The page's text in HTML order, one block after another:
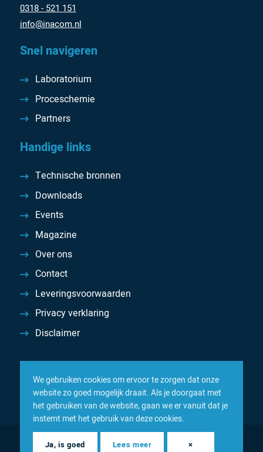
0318 - 521 151
info@inacom.nl
Snel navigeren
Laboratorium
Proceschemie
Partners
Handige links
Technische bronnen
Downloads
Events
Magazine
Over ons
Contact
Leveringsvoorwaarden
Privacy verklaring
Disclaimer
© 2026 Inacom — Sterk in spareparts, consumables en
We gebruiken cookies om ervoor te zorgen dat onze
website zo goed mogelijk draait. Als je doorgaat met
het gebruiken van de website, gaan we er vanuit dat je
instemt met het gebruik van deze cookies.
Ja, is goed Lees meer ×